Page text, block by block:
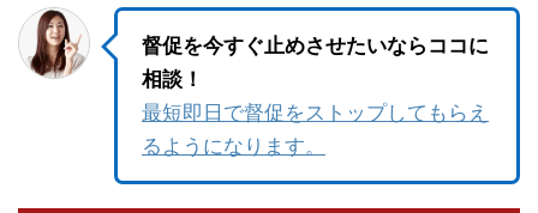
督促を今すぐ止めさせたいならココに
相談！
最短即日で督促をストップしてもらえ
るようになります。